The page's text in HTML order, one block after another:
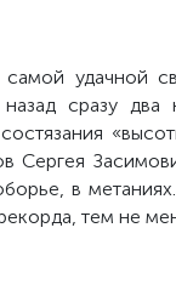
удачной
назад сразу
Сергея
в
тем не